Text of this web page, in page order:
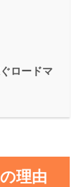
ロードマ
理由